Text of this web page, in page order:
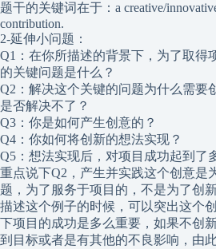
题干的关键词在于：a creative/
contribution.
2-延伸小问题：
Q1：在你所描述的背景下，为了取得
的关键问题是什么？
Q2：解决这个关键的问题为什么需要
是否解决不了？
Q3：你是如何产生创意的？
Q4：你如何将创新的想法实现？
Q5：想法实现后，对项目成功起到了
重点说下Q2，产生并实践这个创意是
题，为了服务于项目的，不是为了创
描述这个例子的时候，可以突出这个
下项目的成功是多么重要，如果不创
到目标或者是有其他的不良影响，由